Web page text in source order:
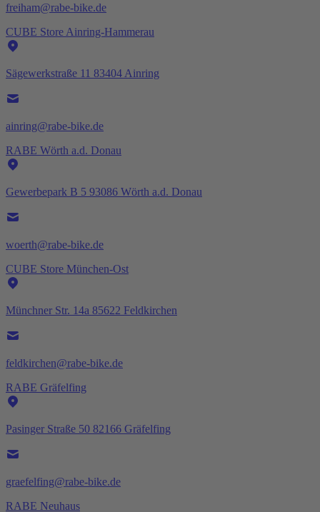
freiham@rabe-bike.de
CUBE Store Ainring-Hammerau
Sägewerkstraße 11 83404 Ainring
ainring@rabe-bike.de
RABE Wörth a.d. Donau
Gewerbepark B 5 93086 Wörth a.d. Donau
woerth@rabe-bike.de
CUBE Store München-Ost
Münchner Str. 14a 85622 Feldkirchen
feldkirchen@rabe-bike.de
RABE Gräfelfing
Pasinger Straße 50 82166 Gräfelfing
graefelfing@rabe-bike.de
RABE Neuhaus